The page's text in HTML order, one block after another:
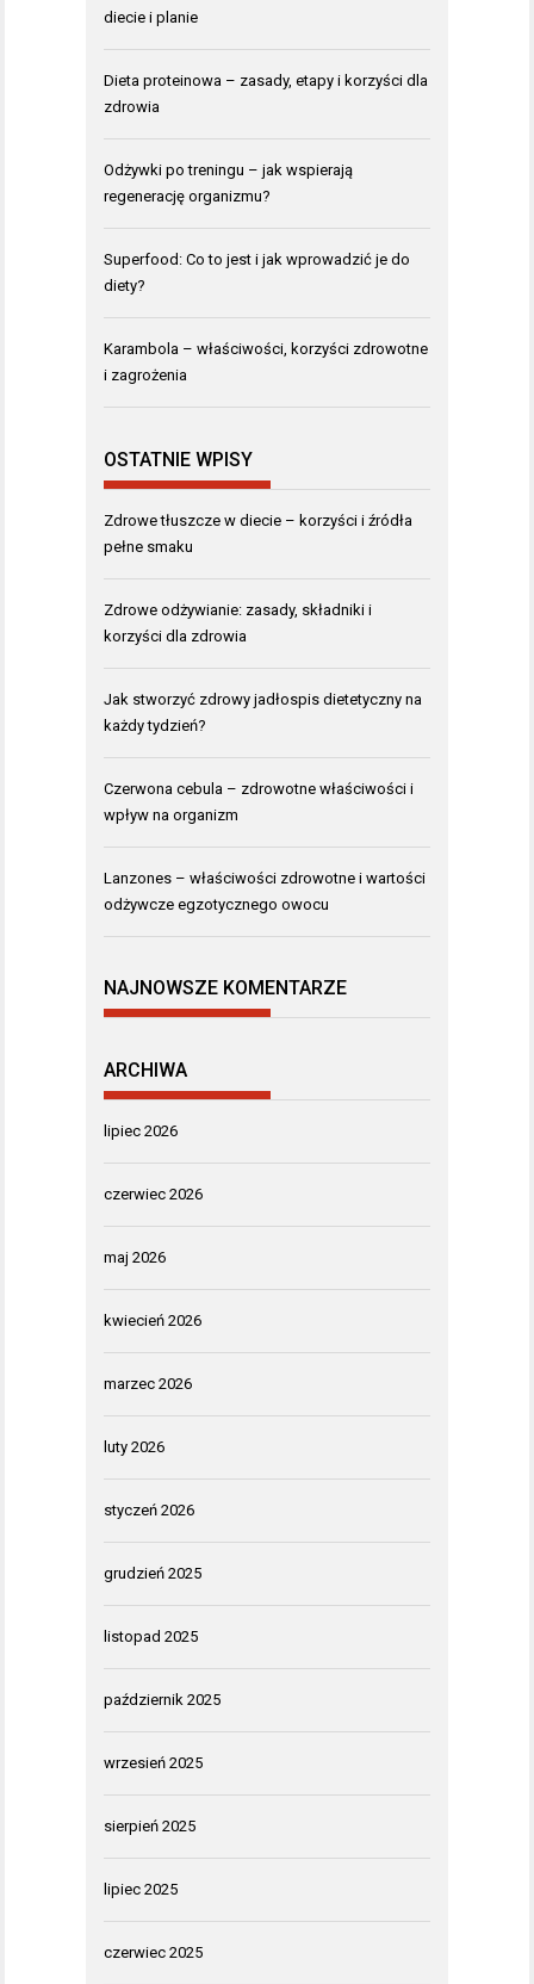
diecie i planie
Dieta proteinowa – zasady, etapy i korzyści dla
zdrowia
Odżywki po treningu – jak wspierają
regenerację organizmu?
Superfood: Co to jest i jak wprowadzić je do
diety?
Karambola – właściwości, korzyści zdrowotne
i zagrożenia
OSTATNIE WPISY
Zdrowe tłuszcze w diecie – korzyści i źródła
pełne smaku
Zdrowe odżywianie: zasady, składniki i
korzyści dla zdrowia
Jak stworzyć zdrowy jadłospis dietetyczny na
każdy tydzień?
Czerwona cebula – zdrowotne właściwości i
wpływ na organizm
Lanzones – właściwości zdrowotne i wartości
odżywcze egzotycznego owocu
NAJNOWSZE KOMENTARZE
ARCHIWA
lipiec 2026
czerwiec 2026
maj 2026
kwiecień 2026
marzec 2026
luty 2026
styczeń 2026
grudzień 2025
listopad 2025
październik 2025
wrzesień 2025
sierpień 2025
lipiec 2025
czerwiec 2025